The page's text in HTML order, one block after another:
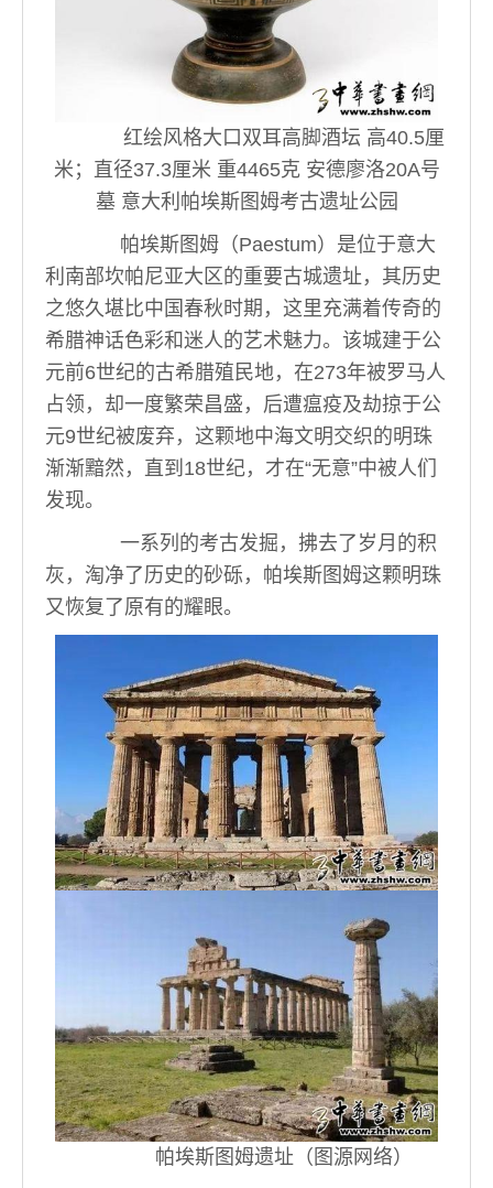
红绘风格大口双耳高脚酒坛 高40.5厘
米；直径37.3厘米 重4465克 安德廖洛20A号
墓 意大利帕埃斯图姆考古遗址公园
帕埃斯图姆（Paestum）是位于意大
利南部坎帕尼亚大区的重要古城遗址，其历史
之悠久堪比中国春秋时期，这里充满着传奇的
希腊神话色彩和迷人的艺术魅力。该城建于公
元前6世纪的古希腊殖民地，在273年被罗马人
占领，却一度繁荣昌盛，后遭瘟疫及劫掠于公
元9世纪被废弃，这颗地中海文明交织的明珠
渐渐黯然，直到18世纪，才在“无意”中被人们
发现。
一系列的考古发掘，拂去了岁月的积
灰，淘净了历史的砂砾，帕埃斯图姆这颗明珠
又恢复了原有的耀眼。
帕埃斯图姆遗址（图源网络）